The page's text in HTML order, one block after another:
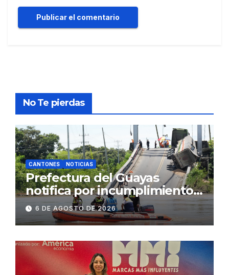
No Te pierdas
CANTONES NOTICIAS
Prefectura del Guayas
notifica por incumplimiento
contractual a la
Concesionaria CONORTE y
exige celeridad en
desmontaje del puente
Gonzalo Icaza Cornejo, en
Daule
6 DE AGOSTO DE 2026